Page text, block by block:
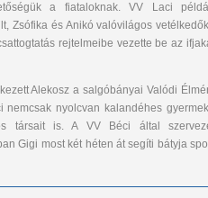
a fiataloknak. VV Laci
Zsófika és Anikó valóvilágos
rejtelmeibe vezette be az
Alekosz a salgóbányai Valódi
nemcsak nyolcvan kalandéhes
társait is. A VV Béci által
Gigi most két héten át segíti bátyja